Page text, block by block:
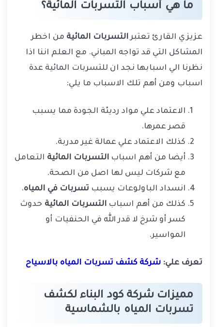
ما هي أسباب التسربات المائية؟
عزيزي القارئ تعتبرالتسربات المائية من اخطر
المشاكل التي قد تواجه المباني. مع العلم اننا اذا
نظرنا الي اسبابها نجد ان للتسربات المائية عدة
اسباب ومن أهم تلك الاسباب ما يلي:
الاعتماد علي مواد رديئة الجودة مما يسبب
قصر عمرها.
كذلك الاعتماد علي عمالة غير مدربة.
أيضا من أهم اسباب التسربات المائية التعامل
مع شركات ليس لها اصل من الصحة.
انسداد الباولوعات يسبب تسربات في المياه.
كذلك من أهم اسباب التسربات المائية حدوث
كسر أو شرخ لا قدر الله في الحنفيات أو
المواسير.
تعرف علي: شركة كشف تسربات المياه بالاسياح
مميزات شركة كود البناء لكشف
تسربات المياه بالشماسية